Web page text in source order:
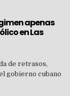
apenas
en Las
de retrasos,
gobierno cubano